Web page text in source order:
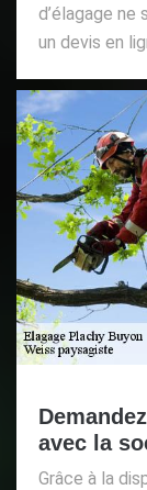
d’élagage ne
un devis en
avec la
Grâce à la